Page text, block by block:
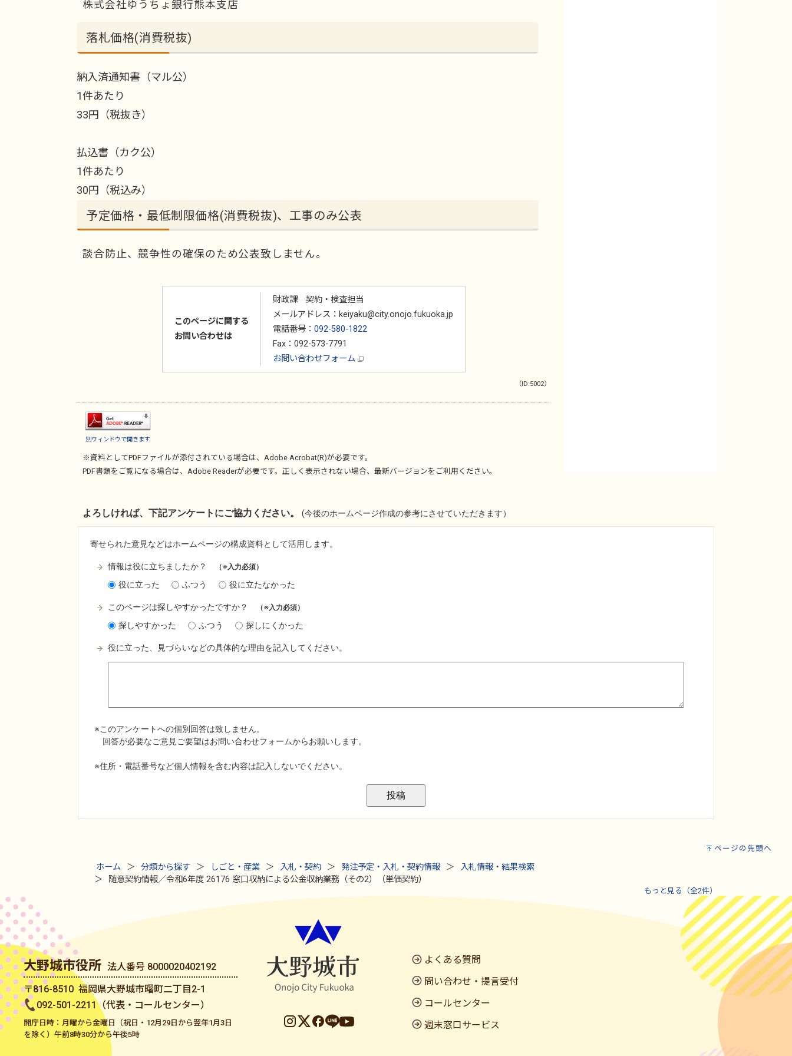
株式会社ゆうちょ銀行熊本支店
落札価格(消費税抜)
納入済通知書（マル公）
1件あたり
33円（税抜き）
払込書（カク公）
1件あたり
30円（税込み）
予定価格・最低制限価格(消費税抜)、工事のみ公表
談合防止、競争性の確保のため公表致しません。
このページに関する
お問い合わせは
財政課 契約・検査担当
メールアドレス：keiyaku@city.onojo.fukuoka.jp
電話番号： 092-580-1822
Fax：092-573-7791
お問い合わせフォーム
（ID:5002）
別ウィンドウで開きます
※資料としてPDFファイルが添付されている場合は、 Adobe Acrobat(R)が必要です。
PDF書類をご覧になる場合は、 Adobe Readerが必要です。正しく表示されない場合、最新バージョンをご利用ください。
ページの先頭へ
ホーム 分類から探す しごと・産業 入札・契約 発注予定・入札・契約情報
入札情報・結果検索
随意契約情報／令和6年度 26176 窓口収納による公金収納業務（その2）（単価契約）
もっと見る（全2件）
大野城市役所
法人番号 8000020402192
〒816-8510 福岡県大野城市曙町二丁目2-1
092-501-2211（代表・コールセンター）
開庁日時：月曜から金曜日（祝日・12月29日から翌年1月3日
を除く）午前8時30分から午後5時
よくある質問
問い合わせ・提言受付
コールセンター
週末窓口サービス